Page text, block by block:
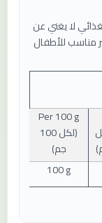
لا يغني عن
مناسب للأطفال
)
Per 100 g
(
لكل 100
جم)
100 g